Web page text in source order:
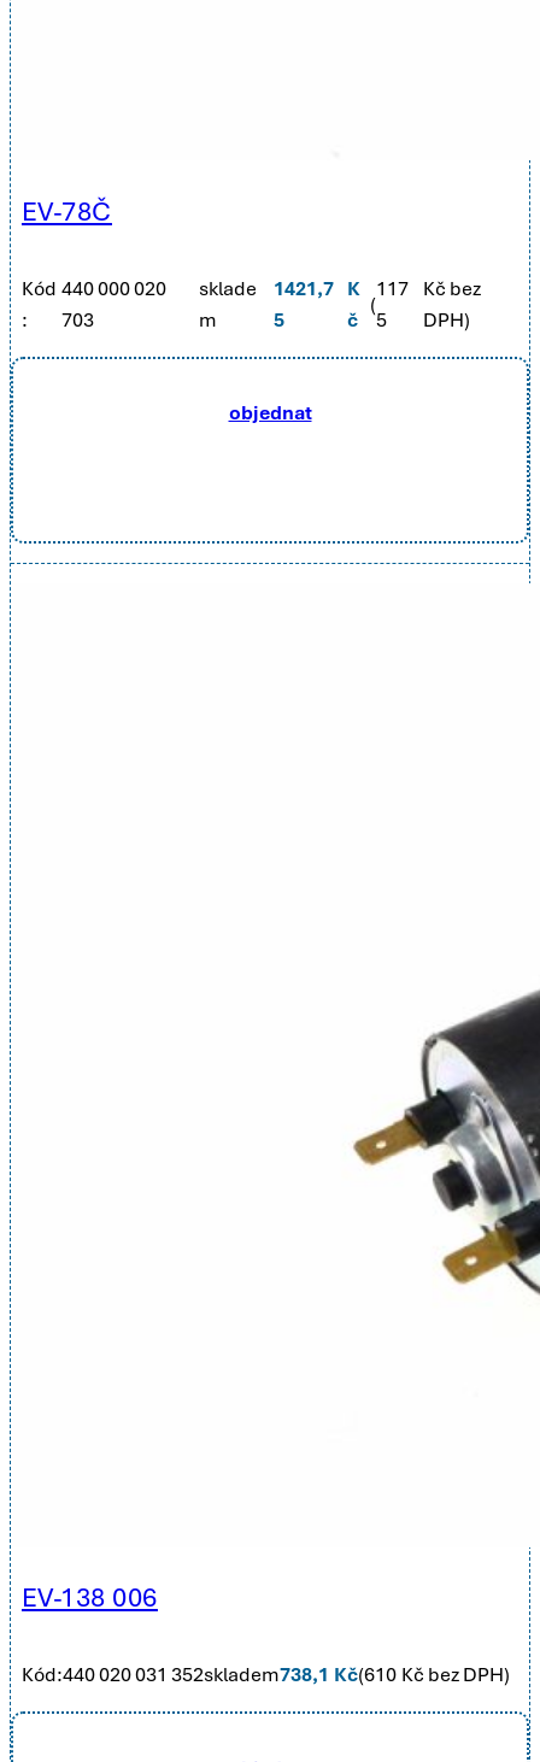
EV-78Č
Kód
:
440 000 020
703
sklade
m
1421,7
5
K
č
(
117
5
Kč bez
DPH)
objednat
EV-138 006
Kód:440 020 031 352skladem738,1 Kč(610 Kč bez DPH)